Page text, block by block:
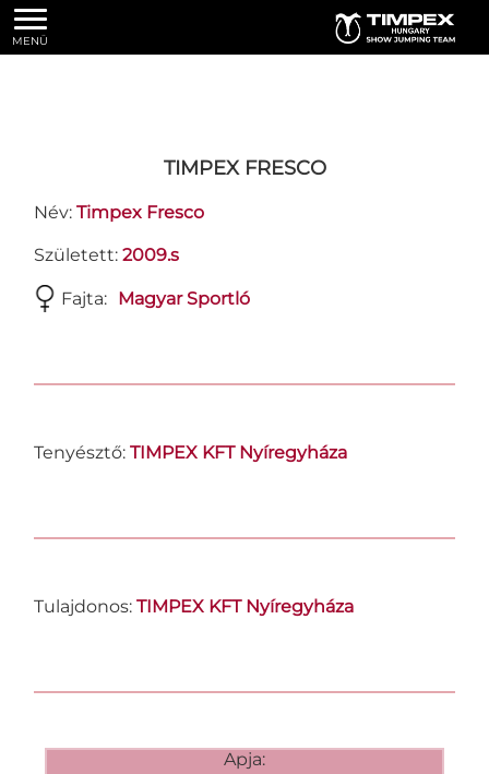
MENÜ
TIMPEX FRESCO
Név:Timpex Fresco
Született:2009.s
Fajta: Magyar Sportló
Tenyésztő:TIMPEX KFT Nyíregyháza
Tulajdonos:TIMPEX KFT Nyíregyháza
Apja: